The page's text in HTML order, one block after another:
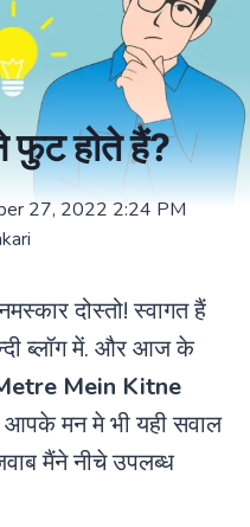
फुट होते हैं?
27, 2022 2:24 PM
दोस्तो! स्वागत हैं
ब्लॉग में. और आज के
Mein Kitne
आपके मन मे भी यही सवाल
मैंने नीचे उपलब्ध